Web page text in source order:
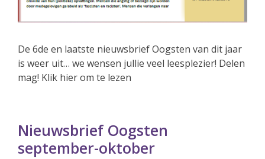
De 6de en laatste nieuwsbrief Oogsten van dit jaar
is weer uit… we wensen jullie veel leesplezier! Delen
mag! Klik hier om te lezen
Nieuwsbrief Oogsten
september-oktober